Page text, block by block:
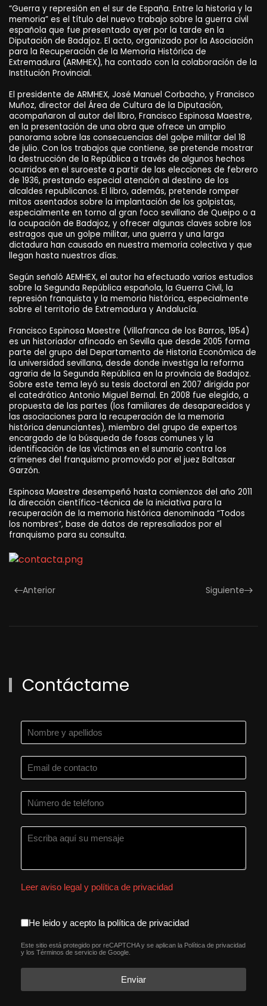
“Guerra y represión en el sur de España. Entre la historia y la
memoria” es el título del nuevo trabajo sobre la guerra civil
española que fue presentado ayer por la tarde en la
Diputación de Badajoz. El acto, organizado por la Asociación
para la Recuperación de la Memoria Histórica de
Extremadura (ARMHEX), ha contado con la colaboración de la
Institución Provincial.
El presidente de ARMHEX, José Manuel Corbacho, y Francisco
Muñoz, director del Área de Cultura de la Diputación,
acompañaron al autor del libro, Francisco Espinosa Maestre,
en la presentación de una obra que ofrece un amplio
panorama sobre las consecuencias del golpe militar del 18
de julio. Con los trabajos que contiene, se pretende mostrar
la destrucción de la República a través de algunos hechos
ocurridos en el suroeste a partir de las elecciones de febrero
de 1936, prestando especial atención al destino de los
alcaldes republicanos. El libro, además, pretende romper
mitos asentados sobre la implantación de los golpistas,
especialmente en torno al gran foco sevillano de Queipo o a
la ocupación de Badajoz, y ofrecer algunas claves sobre los
estragos que un golpe militar, una guerra y una larga
dictadura han causado en nuestra memoria colectiva y que
llegan hasta nuestros días.
Según señaló AEMHEX, el autor ha efectuado varios estudios
sobre la Segunda República española, la Guerra Civil, la
represión franquista y la memoria histórica, especialmente
sobre el territorio de Extremadura y Andalucía.
Francisco Espinosa Maestre (Villafranca de los Barros, 1954)
es un historiador afincado en Sevilla que desde 2005 forma
parte del grupo del Departamento de Historia Económica de
la universidad sevillana, desde donde investiga la reforma
agraria de la Segunda República en la provincia de Badajoz.
Sobre este tema leyó su tesis doctoral en 2007 dirigida por
el catedrático Antonio Miguel Bernal. En 2008 fue elegido, a
propuesta de las partes (los familiares de desaparecidos y
las asociaciones para la recuperación de la memoria
histórica denunciantes), miembro del grupo de expertos
encargado de la búsqueda de fosas comunes y la
identificación de las víctimas en el sumario contra los
crímenes del franquismo promovido por el juez Baltasar
Garzón.
Espinosa Maestre desempeñó hasta comienzos del año 2011
la dirección científico-técnica de la iniciativa para la
recuperación de la memoria histórica denominada “Todos
los nombres”, base de datos de represaliados por el
franquismo para su consulta.
Anterior Siguiente
Contáctame
Leer aviso legal y política de privacidad
aceptacion política de
He leido y acepto la política de privacidad
reCAPTCHA*
Este sitio está protegido por reCAPTCHA y se aplican la Política de privacidad
y los Términos de servicio de Google.
Enviar